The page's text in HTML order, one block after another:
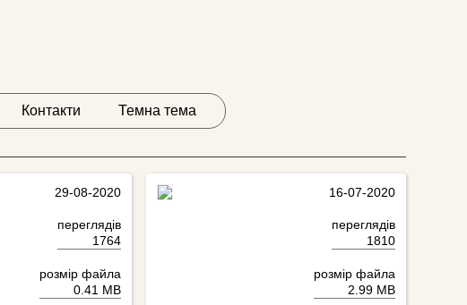
Контакти Темна тема
29-08-2020
переглядів
1764
розмір файла
0.41 MB
16-07-2020
переглядів
1810
розмір файла
2.99 MB